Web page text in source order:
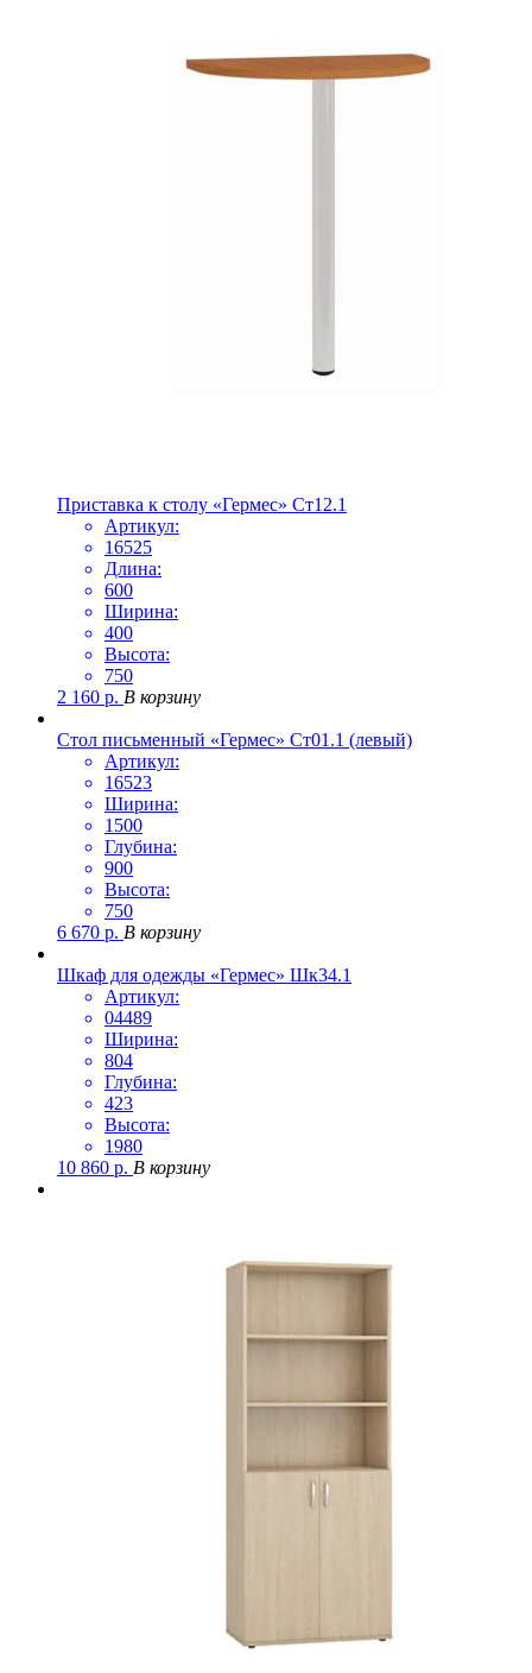
Приставка к столу «Гермес» Ст12.1
Артикул:
16525
Длина:
600
Ширина:
400
Высота:
750
2 160 р. В корзину
Стол письменный «Гермес» Ст01.1 (левый)
Артикул:
16523
Ширина:
1500
Глубина:
900
Высота:
750
6 670 р. В корзину
Шкаф для одежды «Гермес» Шк34.1
Артикул:
04489
Ширина:
804
Глубина:
423
Высота:
1980
10 860 р. В корзину